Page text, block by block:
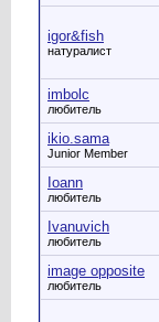
igor&fish
натуралист
imbolc
любитель
ikio.sama
Junior Member
Ioann
любитель
Ivanuvich
любитель
image opposite
любитель